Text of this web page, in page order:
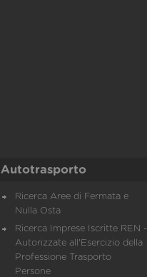
Autotrasporto
Ricerca Aree di Fermata e
Nulla Osta
Ricerca Imprese Iscritte REN -
Autorizzate all'Esercizio della
Professione Trasporto
Persone